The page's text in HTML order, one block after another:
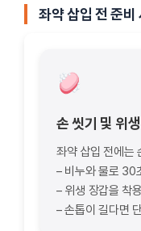
좌약 삽입 전 준비
손 씻기 및 위생
좌약 삽입 전에는
– 비누와 물로 30
– 위생 장갑을 착
– 손톱이 길다면